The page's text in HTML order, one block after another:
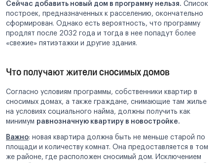
Сейчас добавить новый дом в программу нельзя. Список
построек, предназначенных к расселению, окончательно
сформирован. Однако есть вероятность, что программу
продлят после 2032 года и тогда в нее попадут более
«свежие» пятиэтажки и другие здания.
Что получают жители сносимых домов
Согласно условиям программы, собственники квартир в
сносимых домах, а также граждане, снимающие там жилье
на условиях социального найма, должны получить как
минимум равнозначную квартиру в новостройке.
Важно: новая квартира должна быть не меньше старой по
площади и количеству комнат. Она предоставляется в том
же районе, где расположен сносимый дом. Исключением